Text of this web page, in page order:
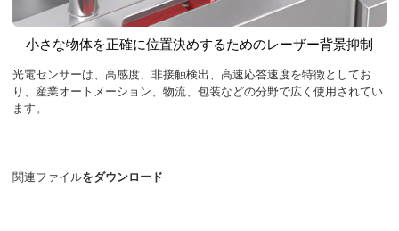
小さな物体を正確に位置決めするためのレーザー背景抑制
光電センサーは、高感度、非接触検出、高速応答速度を特徴としてお
り、産業オートメーション、物流、包装などの分野で広く使用されてい
ます。
関連ファイルをダウンロード